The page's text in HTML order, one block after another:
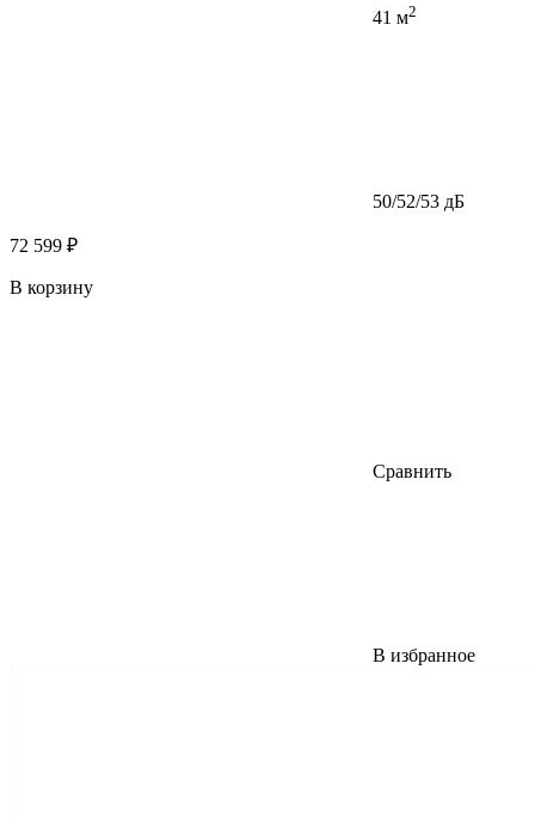
41 м2
50/52/53 дБ
72 599 ₽
В корзину
Сравнить
В избранное